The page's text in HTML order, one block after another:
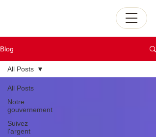
Blog
All Posts
Notre
gouvernement
Suivez
l'argent
All Posts